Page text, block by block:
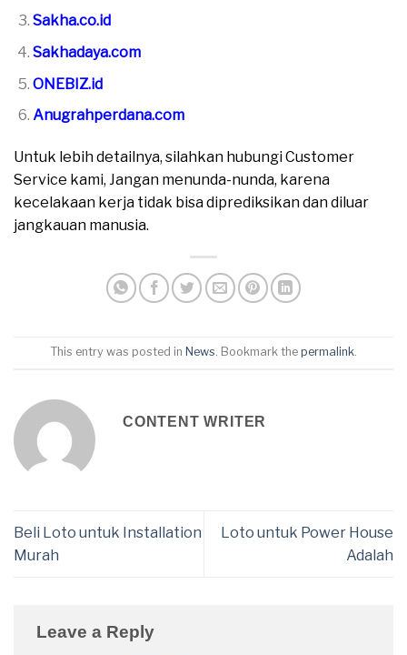
Sakha.co.id
Sakhadaya.com
ONEBIZ.id
Anugrahperdana.com
Untuk lebih detailnya, silahkan hubungi Customer
Service kami, Jangan menunda-nunda, karena
kecelakaan kerja tidak bisa diprediksikan dan diluar
jangkauan manusia.
This entry was posted in News. Bookmark the permalink.
CONTENT WRITER
Beli Loto untuk Installation
Murah
Loto untuk Power House
Adalah
Leave a Reply